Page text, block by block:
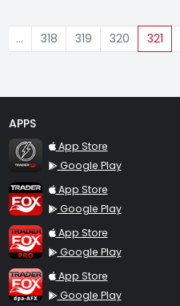
… 318 319 320 321
APPS
TraderFox Flash
App Store
Google Play
TraderFox App
App Store
Google Play
TraderFox Pro
App Store
Google Play
TraderFox dpa-AFX ProFeed
App Store
Google Play